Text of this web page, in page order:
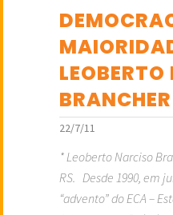
BRANCHER
22/7/11
* Leoberto Narciso
RS. Desde 1990, em
“advento” do ECA –